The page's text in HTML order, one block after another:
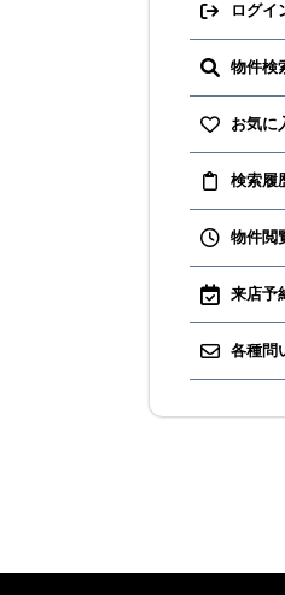
ログイ
物件検
お気に
検索履
物件閲
来店予
各種問